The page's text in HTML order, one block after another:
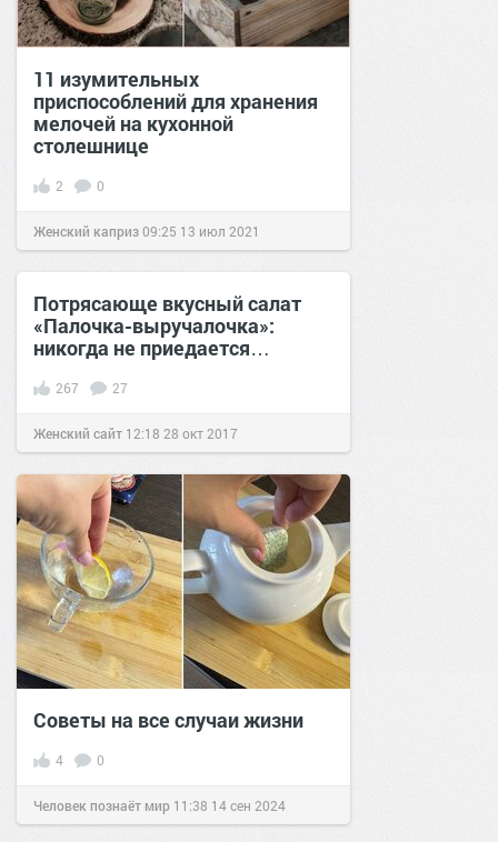
11 изумительных
приспособлений для хранения
мелочей на кухонной
столешнице
2 0
Женский каприз09:25 13 июл 2021
Потрясающе вкусный салат
«Палочка-выручалочка»:
никогда не приедается…
267 27
Женский сайт 12:18 28 окт 2017
Советы на все случаи жизни
4 0
Человек познаёт мир 11:38 14 сен 2024